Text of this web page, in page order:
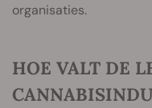
organisaties.
HOE VALT DE